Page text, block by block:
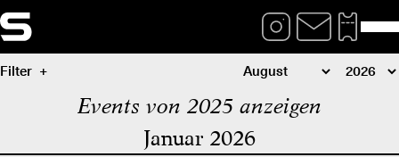
Filter
Events von 2025 anzeigen
Januar 2026